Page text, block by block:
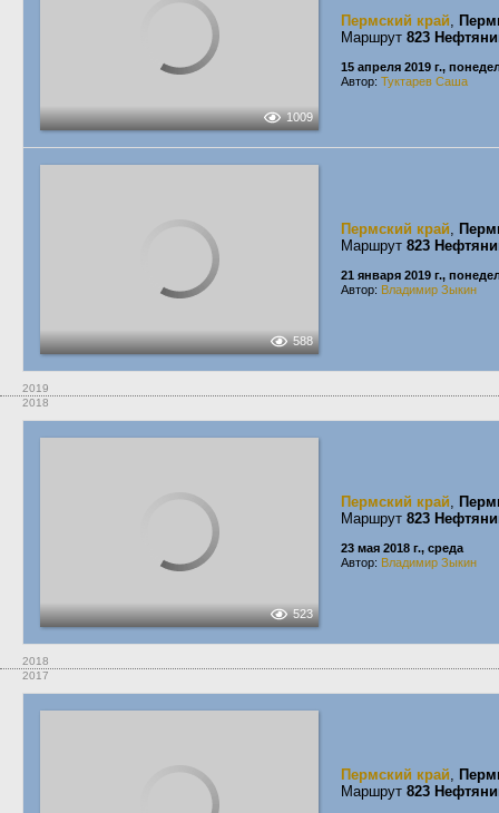
1009
Пермский край,
Маршрут 823
15 апреля 2019 г.,
Автор: Туктарев Саша
588
Пермский край,
Маршрут 823
21 января 2019 г.,
Автор: Владимир Зыкин
2019
2018
523
Пермский край,
Маршрут 823
23 мая 2018 г., среда
Автор: Владимир Зыкин
2018
2017
Пермский край,
Маршрут 823